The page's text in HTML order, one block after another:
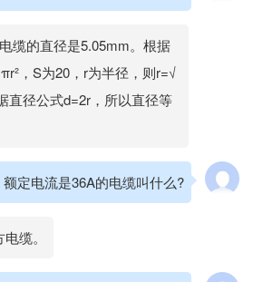
缆的直径是5.05mm。根据
，S为20，r为半径，则r=√
直径公式d=2r，所以直径等
额定电流是36A的电缆叫什么?
缆。